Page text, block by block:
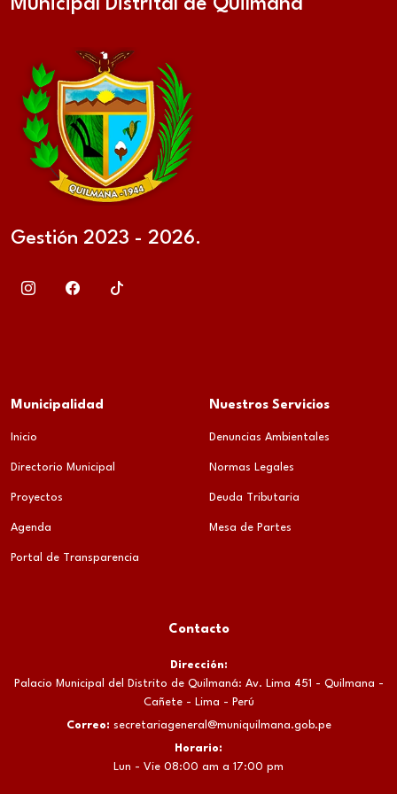
Municipal Distrital de Quilmaná
Gestión 2023 - 2026.
Municipalidad
Inicio
Directorio Municipal
Proyectos
Agenda
Portal de Transparencia
Nuestros Servicios
Denuncias Ambientales
Normas Legales
Deuda Tributaria
Mesa de Partes
Contacto
Dirección:
Palacio Municipal del Distrito de Quilmaná: Av. Lima 451 - Quilmana -
Cañete - Lima - Perú
Correo: secretariageneral@muniquilmana.gob.pe
Horario:
Lun - Vie 08:00 am a 17:00 pm